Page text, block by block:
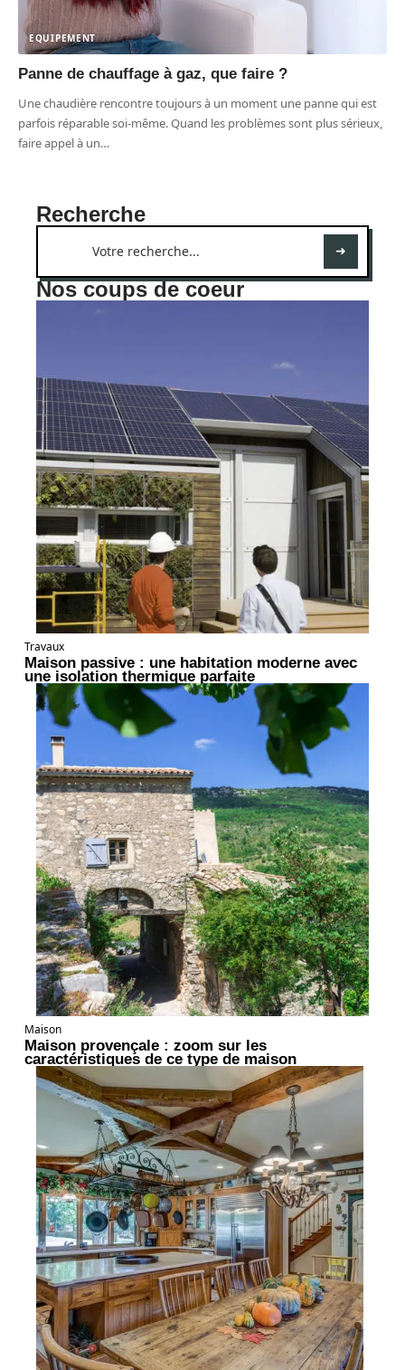
EQUIPEMENT
Panne de chauffage à gaz, que faire ?
Une chaudière rencontre toujours à un moment une panne qui est
parfois réparable soi-même. Quand les problèmes sont plus sérieux,
faire appel à un…
Recherche
Nos coups de coeur
Travaux
Maison passive : une habitation moderne avec
une isolation thermique parfaite
Maison
Maison provençale : zoom sur les
caractéristiques de ce type de maison